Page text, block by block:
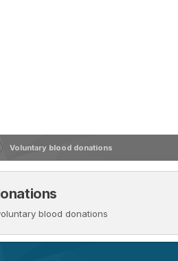
Voluntary blood donations
blood donations